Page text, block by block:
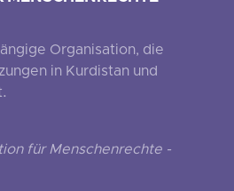
Organisation, die
in Kurdistan und
für Menschenrechte -